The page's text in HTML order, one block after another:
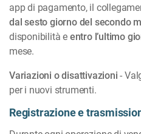
app di pagamento, il
dal sesto giorno del secondo
disponibilità e entro l’ultimo
mese.
Variazioni o disattivazioni -
per i nuovi strumenti.
Registrazione e